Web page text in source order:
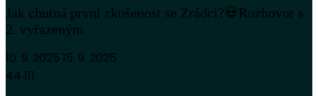
Jak chutná první zkušenost se Zrádci?💀Rozhovor s
2. vyřazeným
10. 9. 2025 15. 9. 2025
44 111